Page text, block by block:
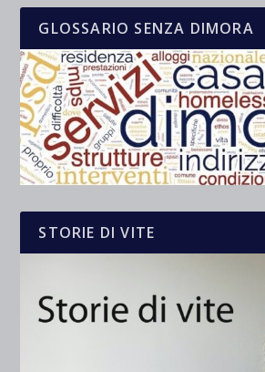
GLOSSARIO SENZA DIMORA
STORIE DI VITE